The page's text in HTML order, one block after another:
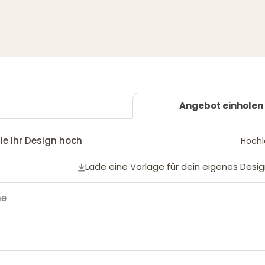
Angebot einholen
Ihr Design hoch
Lade eine Vorlage für dein eigenes